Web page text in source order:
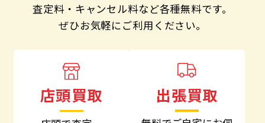
査定料・キャンセル料など各種無料です。
ぜひお気軽にご利用ください。
店頭買取 出張買取